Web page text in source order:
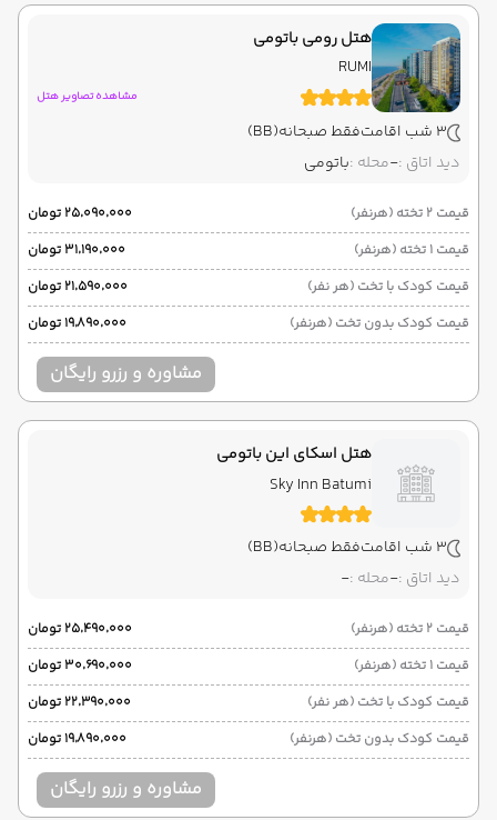
هتل رومی باتومی
RUMI
مشاهده تصاویر هتل
3 شب اقامت فقط صبحانه(BB)
دید اتاق :-محله :باتومی
قیمت 2 تخته (هرنفر)
۲۵٬۰۹۰٬۰۰۰ تومان
قیمت 1 تخته (هرنفر)
۳۱٬۱۹۰٬۰۰۰ تومان
قیمت کودک با تخت (هر نفر)
۲۱٬۵۹۰٬۰۰۰ تومان
قیمت کودک بدون تخت (هرنفر)
۱۹٬۸۹۰٬۰۰۰ تومان
مشاوره و رزرو رایگان
هتل اسکای این باتومی
Sky Inn Batumi
3 شب اقامت فقط صبحانه(BB)
دید اتاق :-محله :-
قیمت 2 تخته (هرنفر)
۲۵٬۴۹۰٬۰۰۰ تومان
قیمت 1 تخته (هرنفر)
۳۰٬۶۹۰٬۰۰۰ تومان
قیمت کودک با تخت (هر نفر)
۲۲٬۳۹۰٬۰۰۰ تومان
قیمت کودک بدون تخت (هرنفر)
۱۹٬۸۹۰٬۰۰۰ تومان
مشاوره و رزرو رایگان